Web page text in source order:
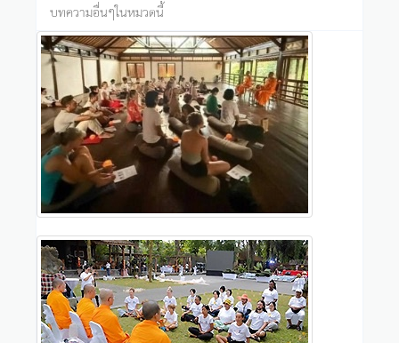
บทความอื่นๆในหมวดนี้